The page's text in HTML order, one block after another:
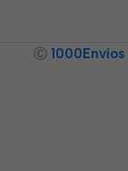
Ⓒ 1000Envíos